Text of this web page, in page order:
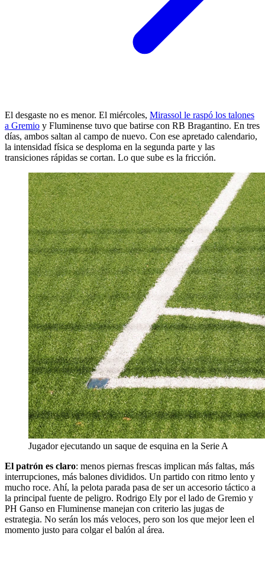
El desgaste no es menor. El miércoles, Mirassol le raspó los talones
a Gremio y Fluminense tuvo que batirse con RB Bragantino. En tres
días, ambos saltan al campo de nuevo. Con ese apretado calendario,
la intensidad física se desploma en la segunda parte y las
transiciones rápidas se cortan. Lo que sube es la fricción.
Jugador ejecutando un saque de esquina en la Serie A
El patrón es claro: menos piernas frescas implican más faltas, más
interrupciones, más balones divididos. Un partido con ritmo lento y
mucho roce. Ahí, la pelota parada pasa de ser un accesorio táctico a
la principal fuente de peligro. Rodrigo Ely por el lado de Gremio y
PH Ganso en Fluminense manejan con criterio las jugas de
estrategia. No serán los más veloces, pero son los que mejor leen el
momento justo para colgar el balón al área.